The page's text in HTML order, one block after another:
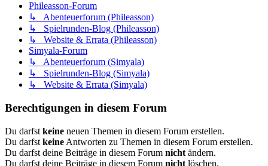
Phileasson-Forum
↳ Abenteuerforum (Phileasson)
↳ Spielrunden-Blog (Phileasson)
↳ Website & Errata (Phileasson)
Simyala-Forum
↳ Abenteuerforum (Simyala)
↳ Spielrunden-Blog (Simyala)
↳ Website & Errata (Simyala)
Berechtigungen in diesem Forum
Du darfst keine neuen Themen in diesem Forum erstellen.
Du darfst keine Antworten zu Themen in diesem Forum erstellen.
Du darfst deine Beiträge in diesem Forum nicht ändern.
Du darfst deine Beiträge in diesem Forum nicht löschen.